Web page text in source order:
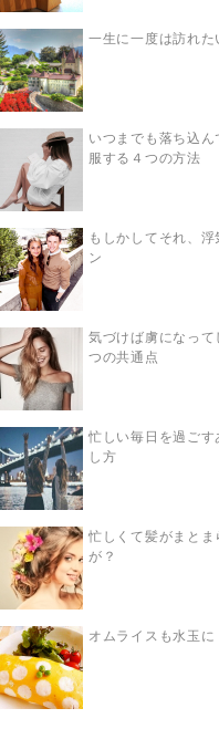
一生に一度は訪れ
いつまでも落ち込
服する４つの方法
もしかしてそれ、
ン
気づけば虜になっ
つの共通点
忙しい毎日を過ご
し方
忙しくて髪がまと
が？
オムライスも水玉